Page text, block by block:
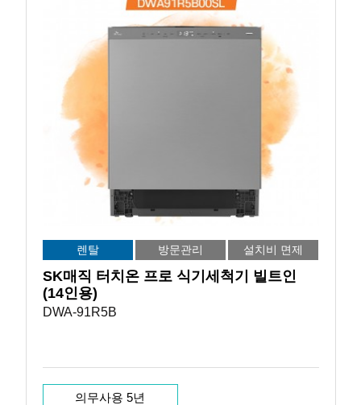
렌탈 방문관리 설치비 면제
SK매직 터치온 프로 식기세척기 빌트인
(14인용)
DWA-91R5B
의무사용 5년